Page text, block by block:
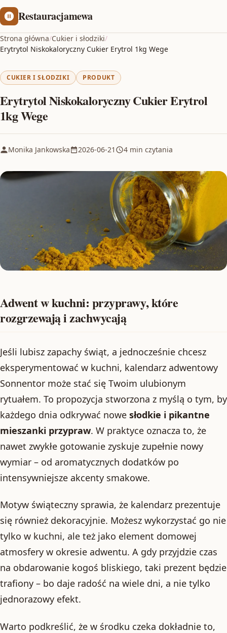
Restauracjamewa
Strona główna/Cukier i słodziki/
Erytrytol Niskokaloryczny Cukier Erytrol 1kg Wege
CUKIER I SŁODZIKI PRODUKT
Erytrytol Niskokaloryczny Cukier Erytrol
1kg Wege
Monika Jankowska 2026-06-21 4 min czytania
Adwent w kuchni: przyprawy, które
rozgrzewają i zachwycają
Jeśli lubisz zapachy świąt, a jednocześnie chcesz
eksperymentować w kuchni, kalendarz adwentowy
Sonnentor może stać się Twoim ulubionym
rytuałem. To propozycja stworzona z myślą o tym, by
każdego dnia odkrywać nowe słodkie i pikantne
mieszanki przypraw. W praktyce oznacza to, że
nawet zwykłe gotowanie zyskuje zupełnie nowy
wymiar – od aromatycznych dodatków po
intensywniejsze akcenty smakowe.
Motyw świąteczny sprawia, że kalendarz prezentuje
się również dekoracyjnie. Możesz wykorzystać go nie
tylko w kuchni, ale też jako element domowej
atmosfery w okresie adwentu. A gdy przyjdzie czas
na obdarowanie kogoś bliskiego, taki prezent będzie
trafiony – bo daje radość na wiele dni, a nie tylko
jednorazowy efekt.
Warto podkreślić, że w środku czeka dokładnie to,